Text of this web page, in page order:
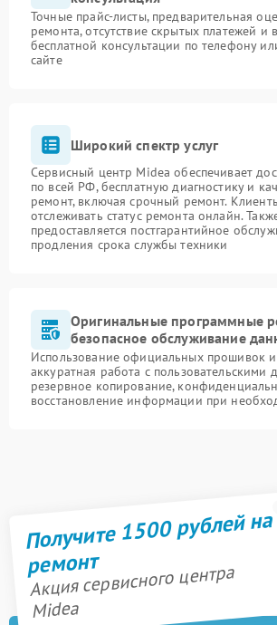
Точные прайс-листы, предварительная
ремонта, отсутствие скрытых платежей и
бесплатной консультации по телефону
сайте
Широкий спектр услуг
Сервисный центр Midea обеспечивает
по всей РФ, бесплатную диагностику и
ремонт, включая срочный ремонт.
отслеживать статус ремонта онлайн.
предоставляется постгарантийное
продления срока службы техники
Оригинальные программные
безопасное обслуживание
Использование официальных прошивок
аккуратная работа с пользовательскими
резервное копирование,
восстановление информации при
Получите 1500 рублей на
ремонт
Акция сервисного центра
Midea